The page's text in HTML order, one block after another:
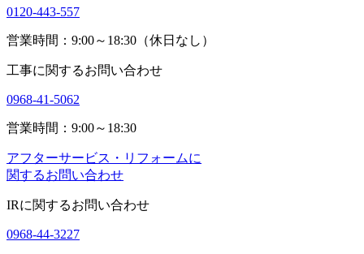
0120-443-557
営業時間：9:00～18:30（休日なし）
工事に関するお問い合わせ
0968-41-5062
営業時間：9:00～18:30
アフターサービス・リフォームに
関するお問い合わせ
IRに関するお問い合わせ
0968-44-3227